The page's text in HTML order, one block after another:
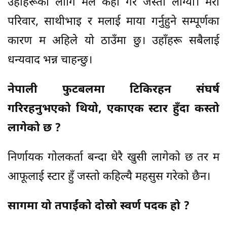
परिवार, साथीभाइ र मलाई माया गर्नुहुने सम्पूर्णका
कारण म अहिले यो ठाउँमा छु। उहाँहरू सबैलाई
धन्यवाद भन्न चाहन्छु।
नेपाली फुटबलमा टिकिरहन संघर्ष
गरिरहनुभएको थियो, एकाएक स्टार हुँदा कस्तो
लागेको छ ?
निर्णायक गोलकर्ता बन्दा धेरै खुसी लागेको छ तर म
आफूलाई स्टार हुँ जस्तो कहिल्यै महसुस गरेको छैन।
सागमा यो तपाईंको दोस्रो स्वर्ण पदक हो ?